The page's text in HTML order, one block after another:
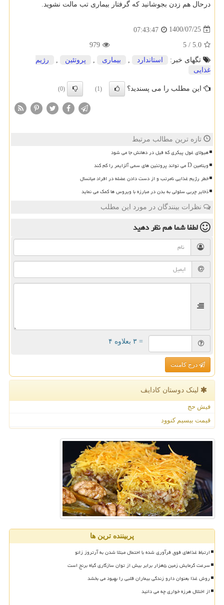
درحال هم زدن بجوشانید که گرفتار بیماری تب مالت نشوید.
1400/07/25
07:43:47
5.0
/
5
979
تگهای خبر:
استاندارد بیماری پروتئین
رژیم
غذایی
این مطلب را می پسندید؟ (1)
(0)
تازه ترین مطالب مرتبط
هیولای غول پیکری که فیل در دهانش جا می شود
ویتامین D می تواند پروتئین های سمی آلزایمر را کم کند
خطر رژیم غذایی نامرتب و از دست دادن عضله در افراد میانسال
ذخایر چربی سلولی به بدن در مبارزه با ویروس ها کمک می نماید
نظرات بینندگان در مورد این مطلب
لطفا شما همنظر دهید
= ۳ بعلاوه ۴
درج کامنت
لینک دوستان كادایف
فیش حج
قیمت بیسیم کنوود
پربیننده ترین ها
ارتباط غذاهای فوق فرآوری شده با احتمال مبتلا شدن به آرتروز زانو
سرعت گرمایش زمین ۵هزار برابر بیش از توان سازگاری گیاه برنج است
روش غذا بعنوان دارو زندگی بیماران قلبی را بهبود می بخشد
از اختلال هرزه خواری چه می دانید